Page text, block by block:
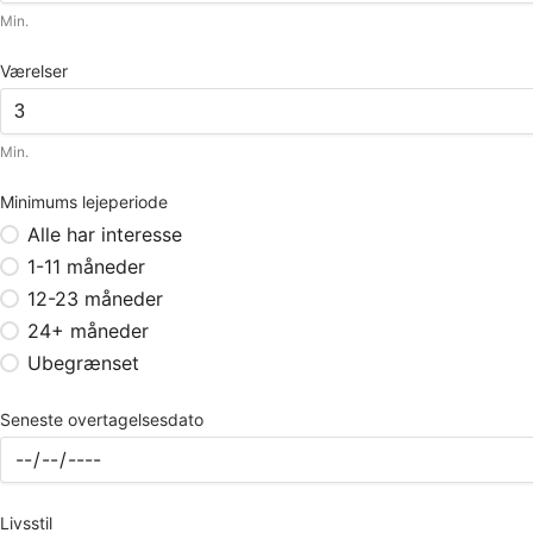
Min.
Værelser
Min.
Minimums lejeperiode
Alle har interesse
1-11 måneder
12-23 måneder
24+ måneder
Ubegrænset
Seneste overtagelsesdato
Livsstil